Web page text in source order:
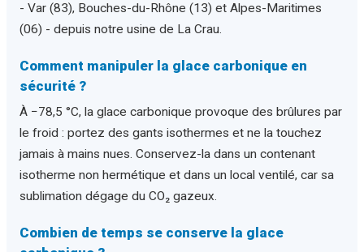
- Var (83), Bouches-du-Rhône (13) et Alpes-Maritimes
(06) - depuis notre usine de La Crau.
Comment manipuler la glace carbonique en
sécurité ?
À −78,5 °C, la glace carbonique provoque des brûlures par
le froid : portez des gants isothermes et ne la touchez
jamais à mains nues. Conservez-la dans un contenant
isotherme non hermétique et dans un local ventilé, car sa
sublimation dégage du CO₂ gazeux.
Combien de temps se conserve la glace